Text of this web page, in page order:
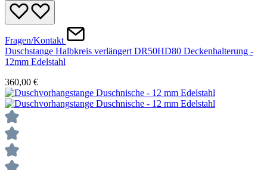
Fragen/Kontakt
Duschstange Halbkreis verlängert DR50HD80 Deckenhalterung -
12mm Edelstahl
360,00 €